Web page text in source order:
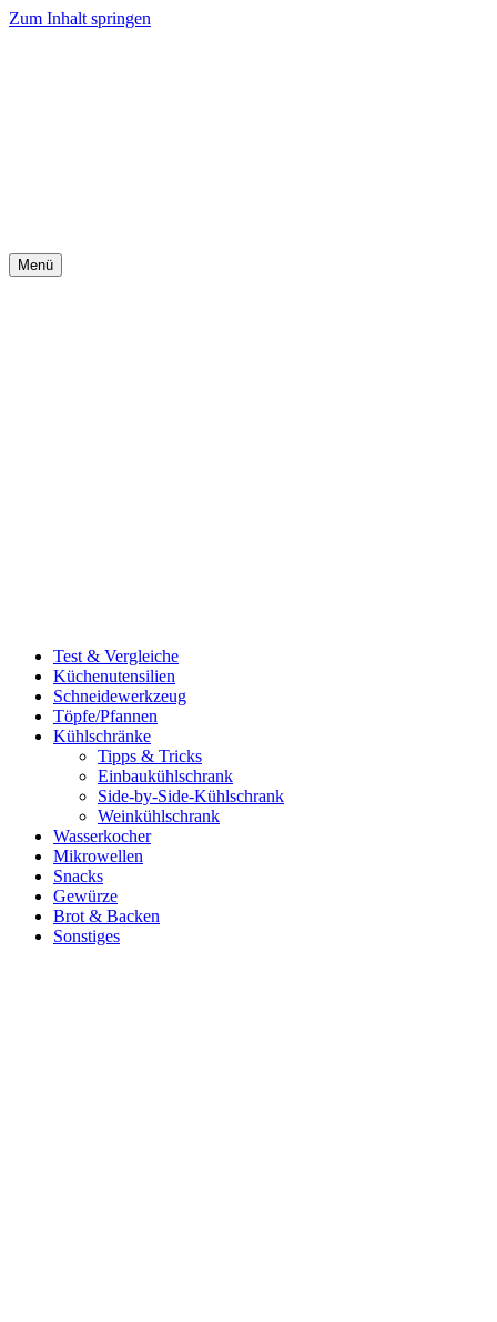
Zum Inhalt springen
Menü
Test & Vergleiche
Küchenutensilien
Schneidewerkzeug
Töpfe/Pfannen
Kühlschränke
Tipps & Tricks
Einbaukühlschrank
Side-by-Side-Kühlschrank
Weinkühlschrank
Wasserkocher
Mikrowellen
Snacks
Gewürze
Brot & Backen
Sonstiges